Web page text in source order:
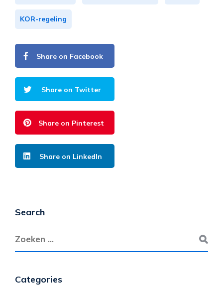
KOR-regeling
Share on Facebook
Share on Twitter
Share on Pinterest
Share on LinkedIn
Search
Categories